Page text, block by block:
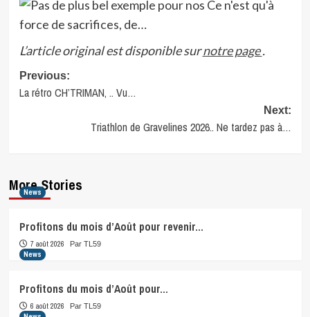
L’article original est disponible surnotre page.
Post
navigation
Previous:
La rétro CH’TRIMAN, .. Vu…
Next:
Triathlon de Gravelines 2026.. Ne tardez pas à…
More Stories
News
Profitons du mois d’Août pour revenir…
7 août 2026 Par TL59
News
Profitons du mois d’Août pour…
6 août 2026 Par TL59